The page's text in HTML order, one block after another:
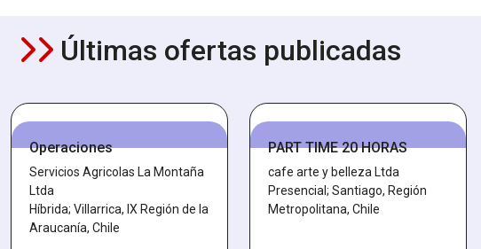
Últimas ofertas publicadas
Operaciones
Servicios Agricolas La Montaña
Ltda
Híbrida; Villarrica, IX Región de la
Araucanía, Chile
PART TIME 20 HORAS
cafe arte y belleza Ltda
Presencial; Santiago, Región
Metropolitana, Chile